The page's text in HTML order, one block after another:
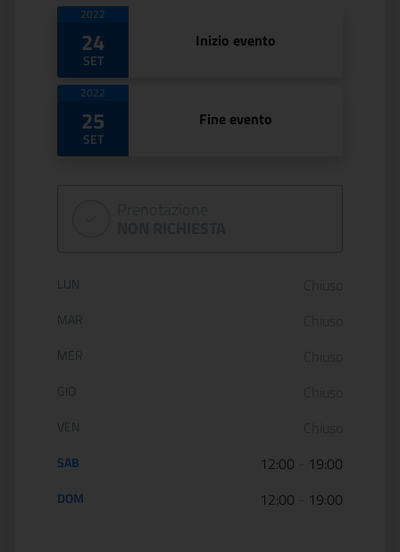
Date di apertura
2022
24
SET
Inizio evento
2022
25
SET
Fine evento
Orario di apertura:
LUN
MAR
MER
GIO
VEN
SAB 12:00 19:00
DOM 12:00 19:00